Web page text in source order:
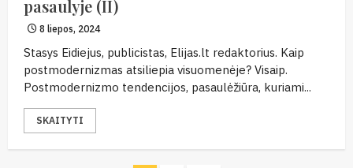
pasaulyje (II)
8 liepos, 2024
Stasys Eidiejus, publicistas, Elijas.lt redaktorius. Kaip
postmodernizmas atsiliepia visuomenėje? Visaip.
Postmodernizmo tendencijos, pasaulėžiūra, kuriami...
SKAITYTI